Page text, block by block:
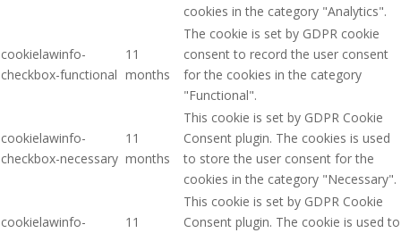
cookies in the category "Analytics".
cookielawinfo-
checkbox-functional
11
months
The cookie is set by GDPR cookie
consent to record the user consent
for the cookies in the category
"Functional".
cookielawinfo-
checkbox-necessary
11
months
This cookie is set by GDPR Cookie
Consent plugin. The cookies is used
to store the user consent for the
cookies in the category "Necessary".
cookielawinfo-
11
This cookie is set by GDPR Cookie
Consent plugin. The cookie is used to